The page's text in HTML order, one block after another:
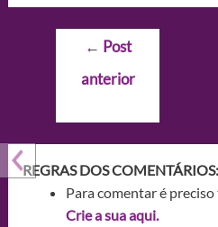
Navegação
Post
← Post
anterior
REGRAS DOS COMENTÁRIOS:
Para comentar é
Crie a sua aqui.